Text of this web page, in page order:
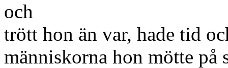
och
trött hon än var, hade tid
människorna hon mötte